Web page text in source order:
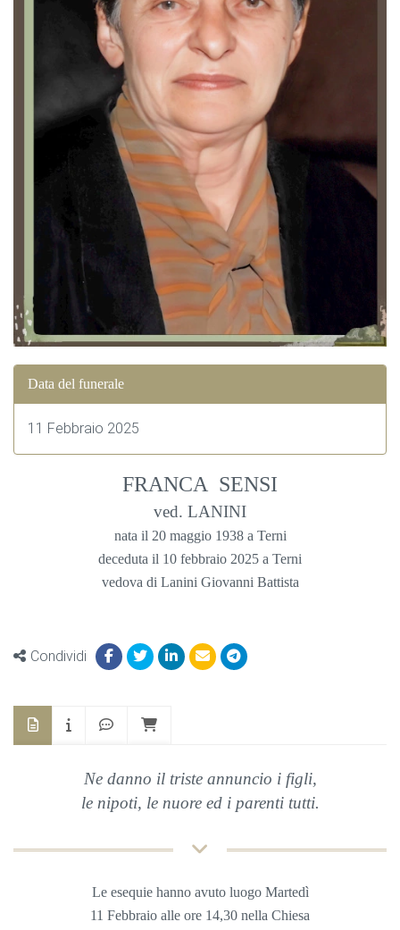
Data del funerale
11 Febbraio 2025
FRANCA SENSI
ved. LANINI
nata il 20 maggio 1938 a Terni
deceduta il 10 febbraio 2025 a Terni
vedova di Lanini Giovanni Battista
Condividi
Ne danno il triste annuncio i figli,
le nipoti, le nuore ed i parenti tutti.
Le esequie hanno avuto luogo Martedì
11 Febbraio alle ore 14,30 nella Chiesa